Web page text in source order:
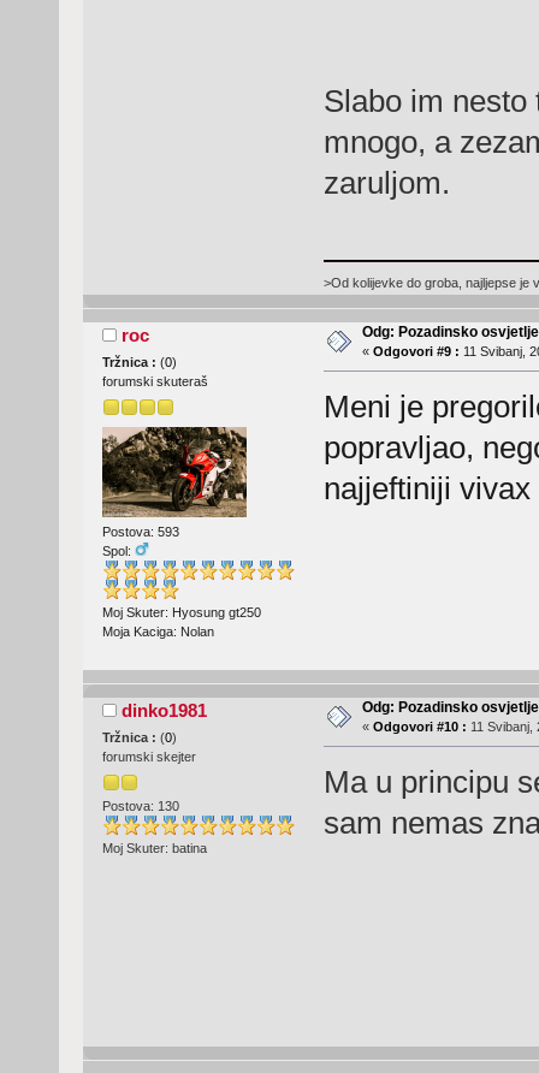
Slabo im nesto
mnogo, a
zaruljom.
>Od kolijevke do groba, najljepse je
roc
Tržnica : (0)
forumski skuteraš
Postova: 593
Spol:
Moj Skuter: Hyosung gt250
Moja Kaciga: Nolan
Odg: Pozadinsko
« Odgovori #9 : 11 Svibanj,
Meni je
popravljao,
najjeftiniji
dinko1981
Tržnica : (0)
forumski skejter
Postova: 130
Moj Skuter: batina
Odg: Pozadinsko
« Odgovori #10 : 11 Svibanj,
Ma u principu
sam nemas